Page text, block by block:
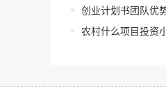
创业计划书团队优势怎
农村什么项目投资小